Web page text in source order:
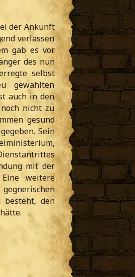
der Ankunft
verlassen
gab es vor
des nun
selbst
gewählten
auch in den
nicht zu
gesund
Sein
mit der
weitere
besteht, den